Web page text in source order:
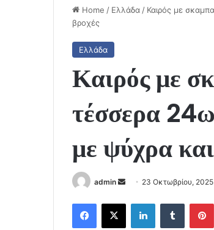
Home / Ελλάδα / Καιρός με
βροχές
Ελλάδα
Καιρός με
τέσσερα
με ψύχρα
admin
Send
email
23 Οκτωβρίου, 2025
Facebook
X LinkedInTumblr